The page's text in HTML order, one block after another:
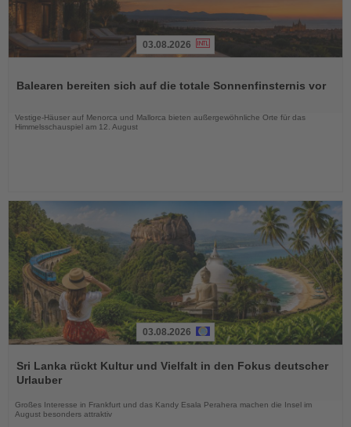
die
03.08.2026
Balearen bereiten sich auf die totale Sonnenfinsternis vor
Vestige-Häuser auf Menorca und Mallorca bieten außergewöhnliche Orte für das
Himmelsschauspiel am 12. August
Sie
die
03.08.2026
Sri Lanka rückt Kultur und Vielfalt in den Fokus deutscher
Urlauber
Großes Interesse in Frankfurt und das Kandy Esala Perahera machen die Insel im
August besonders attraktiv